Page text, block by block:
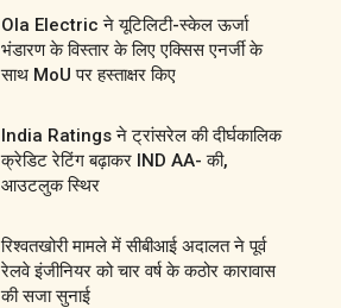
Ola Electric ने यूटिलिटी-स्केल ऊर्जा
भंडारण के विस्तार के लिए एक्सिस एनर्जी के
साथ MoU पर हस्ताक्षर किए
India Ratings ने ट्रांसरेल की दीर्घकालिक
क्रेडिट रेटिंग बढ़ाकर IND AA- की,
आउटलुक स्थिर
रिश्वतखोरी मामले में सीबीआई अदालत ने पूर्व
रेलवे इंजीनियर को चार वर्ष के कठोर कारावास
की सजा सुनाई